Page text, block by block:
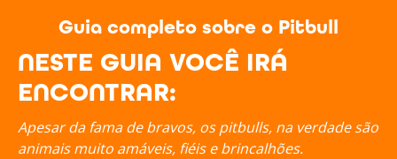
Guia completo sobre o Pitbull
NESTE GUIA VOCÊ IRÁ
ENCONTRAR:
Apesar da fama de bravos, os pitbulls, na verdade são
animais muito amáveis, fiéis e brincalhões.